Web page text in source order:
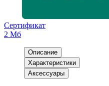
Сертификат
2 Мб
Описание
Характеристики
Аксессуары